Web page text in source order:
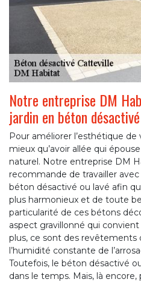
Notre entreprise DM
jardin en béton
Pour améliorer l’esthétique de
mieux qu’avoir allée qui
naturel. Notre entreprise DM
recommande de travailler
béton désactivé ou lavé afin
plus harmonieux et de toute
particularité de ces bétons
aspect gravillonné qui
plus, ce sont des revêtements
l’humidité constante de
Toutefois, le béton désactivé
dans le temps. Mais, là